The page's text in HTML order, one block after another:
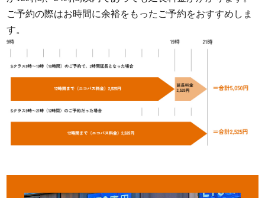
ご予約の際はお時間に余裕をもったご予約をおすすめしま
す。